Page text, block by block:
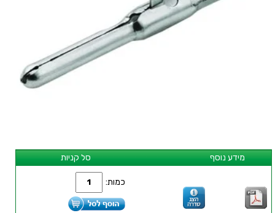
סל קניות מידע נוסף
כמות: